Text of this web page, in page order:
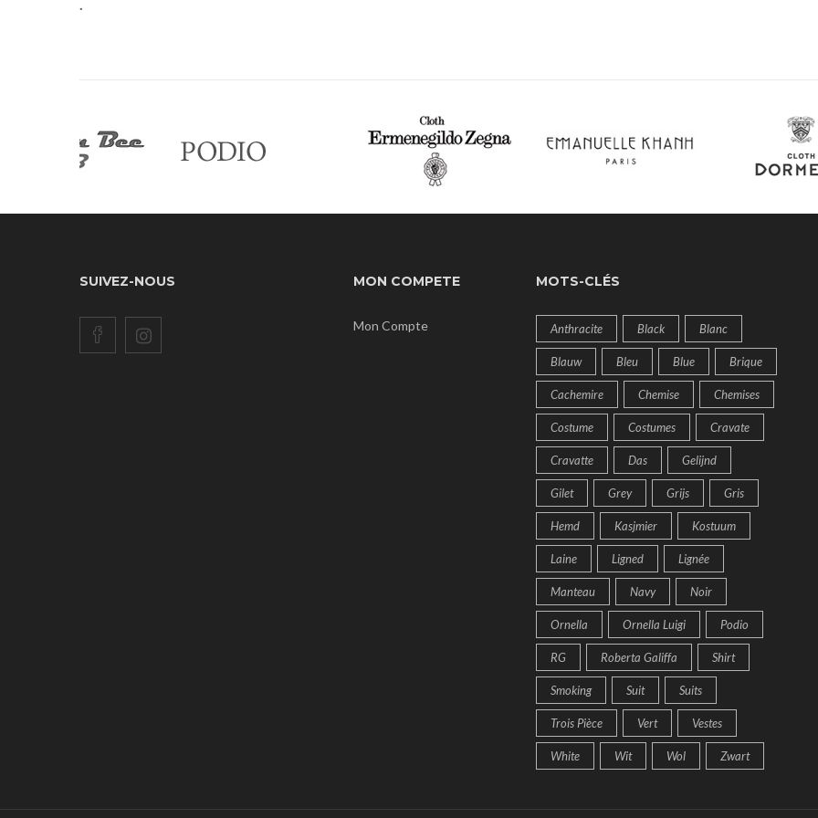
.
SUIVEZ-NOUS MON COMPETE
Mon Compte
MOTS-CLÉS
Anthracite Black Blanc
Blauw Bleu Blue Brique
Cachemire Chemise Chemises
Costume Costumes Cravate
Cravatte Das Gelijnd
Gilet Grey Grijs Gris
Hemd Kasjmier Kostuum
Laine Ligned Lignée
Manteau Navy Noir
Ornella Ornella Luigi Podio
RG Roberta Galiffa Shirt
Smoking Suit Suits
Trois Pièce Vert Vestes
White Wit Wol Zwart